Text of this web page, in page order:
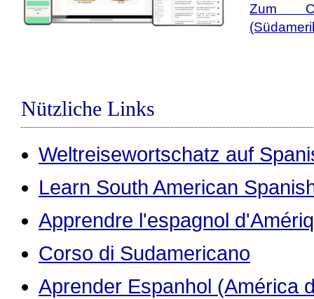
Zum
Nützliche Links
Weltreisewortschatz auf
Learn South American
Apprendre l'espagnol
Corso di Sudamericano
Aprender Espanhol (América